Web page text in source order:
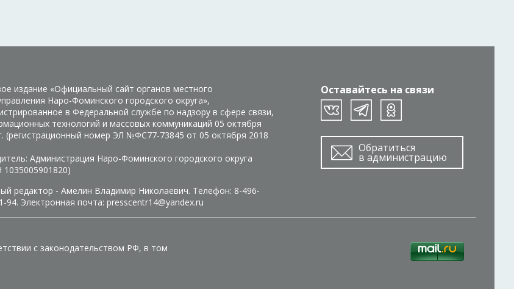
Оставайтесь на связи
Обратиться
в администрацию
издание «Официальный сайт органов местного
Наро-Фоминского городского округа»,
в Федеральной службе по надзору в сфере связи,
технологий и массовых коммуникаций 05 октября
(регистрационный номер ЭЛ №ФС77-73845 от 05 октября 2018
Администрация Наро-Фоминского городского округа
редактор - Амелин Владимир Николаевич. Телефон: 8-496-
94. Электронная почта: presscentr14@yandex.ru
с законодательством РФ, в том